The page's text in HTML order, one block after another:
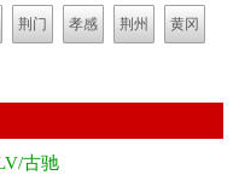
荆门 孝感 荆州 黄冈
古驰